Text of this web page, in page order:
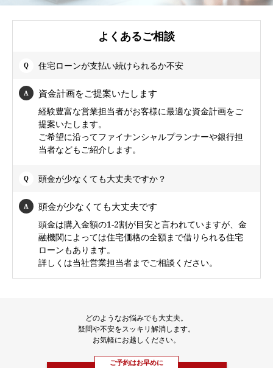
よくあるご相談
住宅ローンが支払い続けられるか不安
資金計画をご提案いたします
経験豊富な営業担当者がお客様に最適な資金計画をご
提案いたします。
ご希望に沿ってファイナンシャルプランナーや銀行担
当者などもご紹介します。
頭金が少なくても大丈夫ですか？
頭金が少なくても大丈夫です
頭金は購入金額の1-2割が目安と言われていますが、金
融機関によっては住宅価格の全額まで借りられる住宅
ローンもあります。
詳しくは当社営業担当者までご相談ください。
どのようなお悩みでも大丈夫。
疑問や不安をスッキリ解消します。
お気軽にお越しください。
ご予約はお早めに